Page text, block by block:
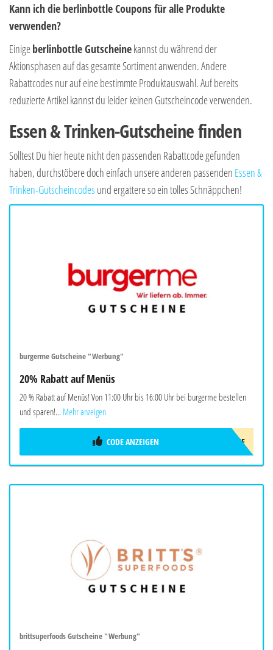
Kann ich die berlinbottle Coupons für alle Produkte
verwenden?
Einigeberlinbottle Gutscheinekannst du während der
Aktionsphasen auf das gesamte Sortiment anwenden. Andere
Rabattcodes nur auf eine bestimmte Produktauswahl. Auf bereits
reduzierte Artikel kannst du leider keinen Gutscheincode verwenden.
Essen & Trinken-Gutscheine finden
Solltest Du hier heute nicht den passenden Rabattcode gefunden
haben, durchstöbere doch einfach unsere anderen passenden Essen &
Trinken-Gutscheincodes und ergattere so ein tolles Schnäppchen!
burgerme Gutscheine "Werbung"
20% Rabatt auf Menüs
20 % Rabatt auf Menüs! Von 11:00 Uhr bis 16:00 Uhr bei burgerme bestellen
und sparen!... Mehr anzeigen
LUNCHME
CODE ANZEIGEN
brittsuperfoods Gutscheine "Werbung"